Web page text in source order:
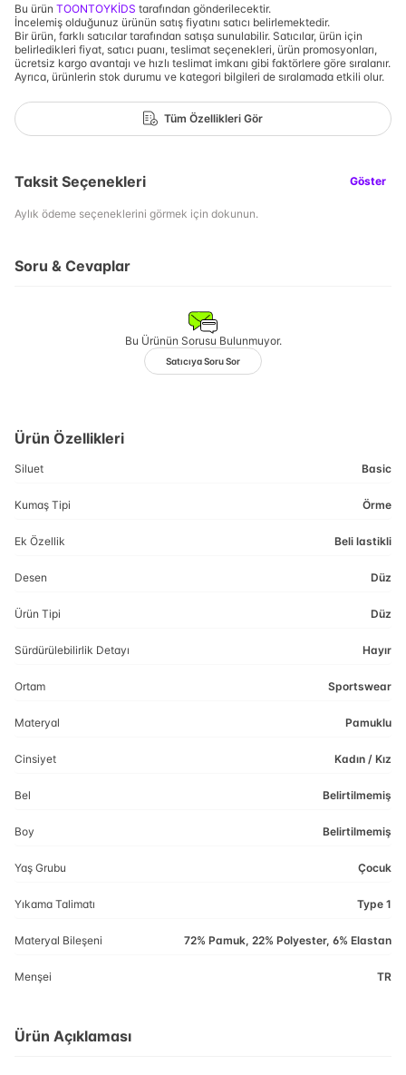
Bu ürün TOONTOYKİDS tarafından gönderilecektir.
İncelemiş olduğunuz ürünün satış fiyatını satıcı belirlemektedir.
Bir ürün, farklı satıcılar tarafından satışa sunulabilir. Satıcılar, ürün için
belirledikleri fiyat, satıcı puanı, teslimat seçenekleri, ürün promosyonları,
ücretsiz kargo avantajı ve hızlı teslimat imkanı gibi faktörlere göre sıralanır.
Ayrıca, ürünlerin stok durumu ve kategori bilgileri de sıralamada etkili olur.
Tüm Özellikleri Gör
Taksit Seçenekleri Göster
Aylık ödeme seçeneklerini görmek için dokunun.
Soru & Cevaplar
Bu Ürünün Sorusu Bulunmuyor.
Satıcıya Soru Sor
Ürün Özellikleri
Siluet Basic
Kumaş Tipi Örme
Ek Özellik Beli lastikli
Desen Düz
Ürün Tipi Düz
Sürdürülebilirlik Detayı Hayır
Ortam Sportswear
Materyal Pamuklu
Cinsiyet Kadın / Kız
Bel Belirtilmemiş
Boy Belirtilmemiş
Yaş Grubu Çocuk
Yıkama Talimatı Type 1
Materyal Bileşeni 72% Pamuk, 22% Polyester, 6% Elastan
Menşei TR
Ürün Açıklaması